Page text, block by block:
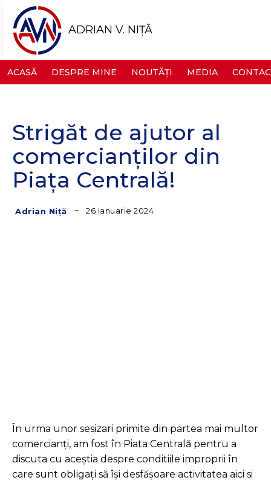
ADRIAN V. NIȚĂ
ACASĂ DESPRE MINE NOUTĂȚI MEDIA
Strigăt de ajutor al
comercianților din
Piața Centrală!
Adrian Niță 26 Ianuarie 2024
În urma unor sesizari primite din partea mai multor
comercianți, am fost în Piata Centrală pentru a
discuta cu aceștia despre conditiile improprii în
care sunt obligați să își desfășoare activitatea aici si